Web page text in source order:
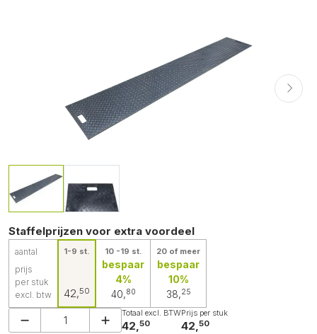
Staffelprijzen voor extra voordeel
aantal
prijs
per stuk
excl. btw
1-9 st.
42,50
10 -19 st.
bespaar
4%
40,80
20 of meer
bespaar
10%
38,25
Totaal excl. BTW
42,50
Prijs per stuk
42,50